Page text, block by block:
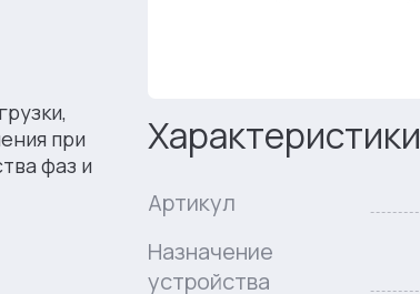
Характеристики
Артикул
Назначение
устройства
при
фаз и